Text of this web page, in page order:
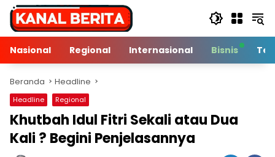
Langsung
konten
Nasional
Regional Internasional Bisnis
Beranda Headline
Headline Regional
Khutbah Idul Fitri Sekali atau Dua
Kali ? Begini Penjelasannya